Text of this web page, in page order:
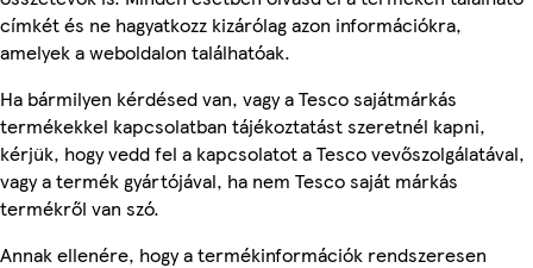
címkét és ne hagyatkozz kizárólag azon információkra,
amelyek a weboldalon találhatóak.
Ha bármilyen kérdésed van, vagy a Tesco sajátmárkás
termékekkel kapcsolatban tájékoztatást szeretnél kapni,
kérjük, hogy vedd fel a kapcsolatot a Tesco vevőszolgálatával,
vagy a termék gyártójával, ha nem Tesco saját márkás
termékről van szó.
Annak ellenére, hogy a termékinformációk rendszeresen